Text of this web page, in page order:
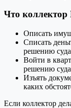
Что коллектор
Описать
Списать
решению суда
Войти в
решению
Изъять
каких
Если коллектор